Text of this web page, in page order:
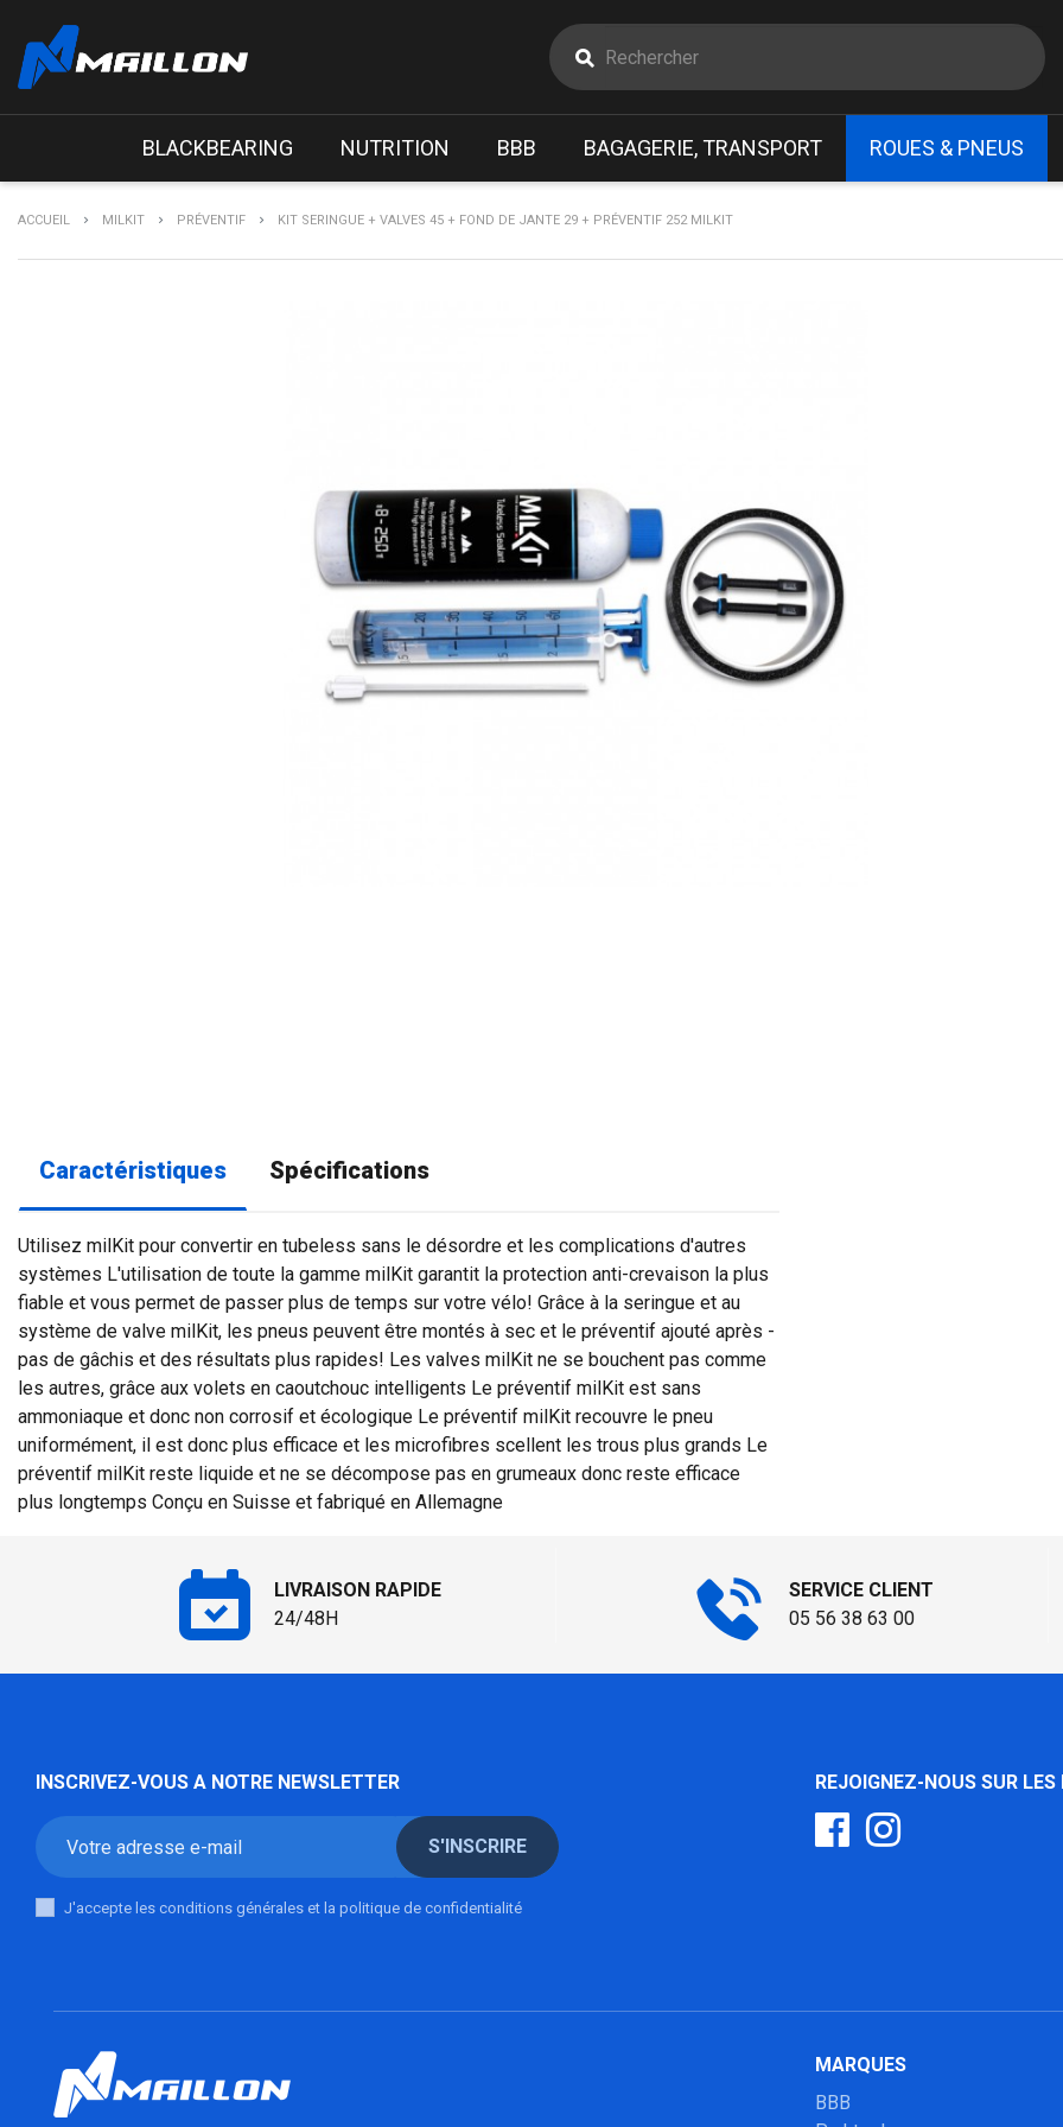
BLACKBEARING NUTRITION BBB BAGAGERIE, TRANSPORT ROUES & PNEUS
ACCUEIL MILKIT PRÉVENTIF KIT SERINGUE + VALVES 45 + FOND DE JANTE 29 + PRÉVENTIF 252 MILKIT
Caractéristiques Spécifications
Utilisez milKit pour convertir en tubeless sans le désordre et les complications d'autres
systèmes L'utilisation de toute la gamme milKit garantit la protection anti-crevaison la plus
fiable et vous permet de passer plus de temps sur votre vélo! Grâce à la seringue et au
système de valve milKit, les pneus peuvent être montés à sec et le préventif ajouté après -
pas de gâchis et des résultats plus rapides! Les valves milKit ne se bouchent pas comme
les autres, grâce aux volets en caoutchouc intelligents Le préventif milKit est sans
ammoniaque et donc non corrosif et écologique Le préventif milKit recouvre le pneu
uniformément, il est donc plus efficace et les microfibres scellent les trous plus grands Le
préventif milKit reste liquide et ne se décompose pas en grumeaux donc reste efficace
plus longtemps Conçu en Suisse et fabriqué en Allemagne
LIVRAISON RAPIDE
24/48H
SERVICE CLIENT
05 56 38 63 00
INSCRIVEZ-VOUS A NOTRE NEWSLETTER
S'INSCRIRE
J'accepte les conditions générales et la politique de confidentialité
REJOIGNEZ-NOUS SUR
MARQUES
BBB